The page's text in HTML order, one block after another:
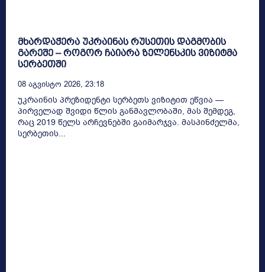
მხარდაჭერა უკრაინას რუსეთის დაგმობის
გარეშე – როგორ ჩაიარა ზელენსკის ვიზიტმა
სერბეთში
08 Აგვისტო 2026, 23:18
უკრაინის პრეზიდენტი სერბეთს ვიზიტით ეწვია —
პირველად შვიდი წლის განმავლობაში, მას შემდეგ,
რაც 2019 წელს არჩევნებში გაიმარჯვა. მასპინძელმა,
სერბეთის...